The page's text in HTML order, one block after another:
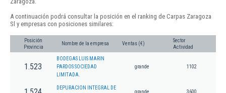
A continuación podrá consultar la posición en el ranking de Carpas Zaragoza
Sl y empresas con posiciones similares:
Posición
Provincia
Nombre de la empresa Ventas (€)
Sector
Actividad
1.523
BODEGAS LUIS MARIN
PARDOS SOCIEDAD
LIMITADA.
grande 1102
DEPURACION INTEGRAL DE